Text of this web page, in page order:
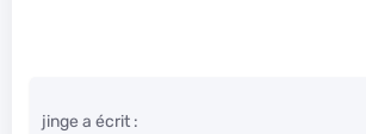
jinge a écrit :